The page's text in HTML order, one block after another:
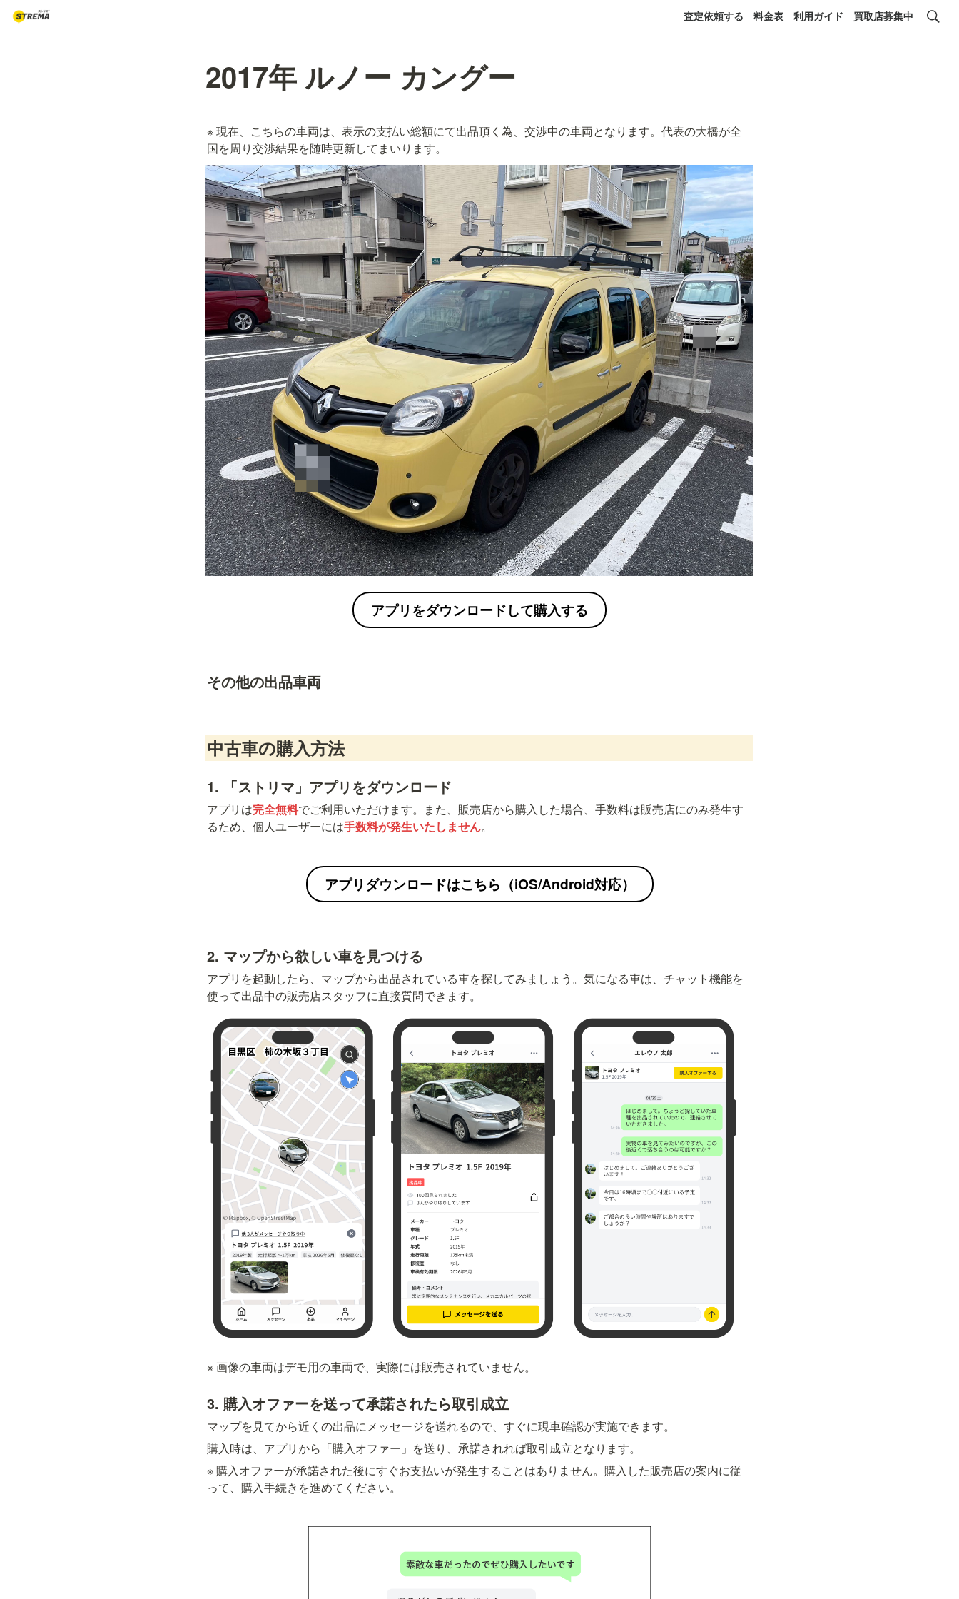
査定依頼する 料金表 利用ガイド 買取店募集中
2017年 ルノー カングー
※ 現在、こちらの車両は、表示の支払い総額にて出品頂く為、交渉中の車両となります。代表の大橋が全
国を周り交渉結果を随時更新してまいります。
アプリをダウンロードして購入する
その他の出品車両
中古車の購入方法
1. 「ストリマ」アプリをダウンロード
アプリは完全無料でご利用いただけます。また、販売店から購入した場合、手数料は販売店にのみ発生す
るため、個人ユーザーには手数料が発生いたしません。
アプリダウンロードはこちら（iOS/Android対応）
2. マップから欲しい車を見つける
アプリを起動したら、マップから出品されている車を探してみましょう。気になる車は、チャット機能を
使って出品中の販売店スタッフに直接質問できます。
※ 画像の車両はデモ用の車両で、実際には販売されていません。
3. 購入オファーを送って承諾されたら取引成立
マップを見てから近くの出品にメッセージを送れるので、すぐに現車確認が実施できます。
購入時は、アプリから「購入オファー」を送り、承諾されれば取引成立となります。
※ 購入オファーが承諾された後にすぐお支払いが発生することはありません。購入した販売店の案内に従
って、購入手続きを進めてください。